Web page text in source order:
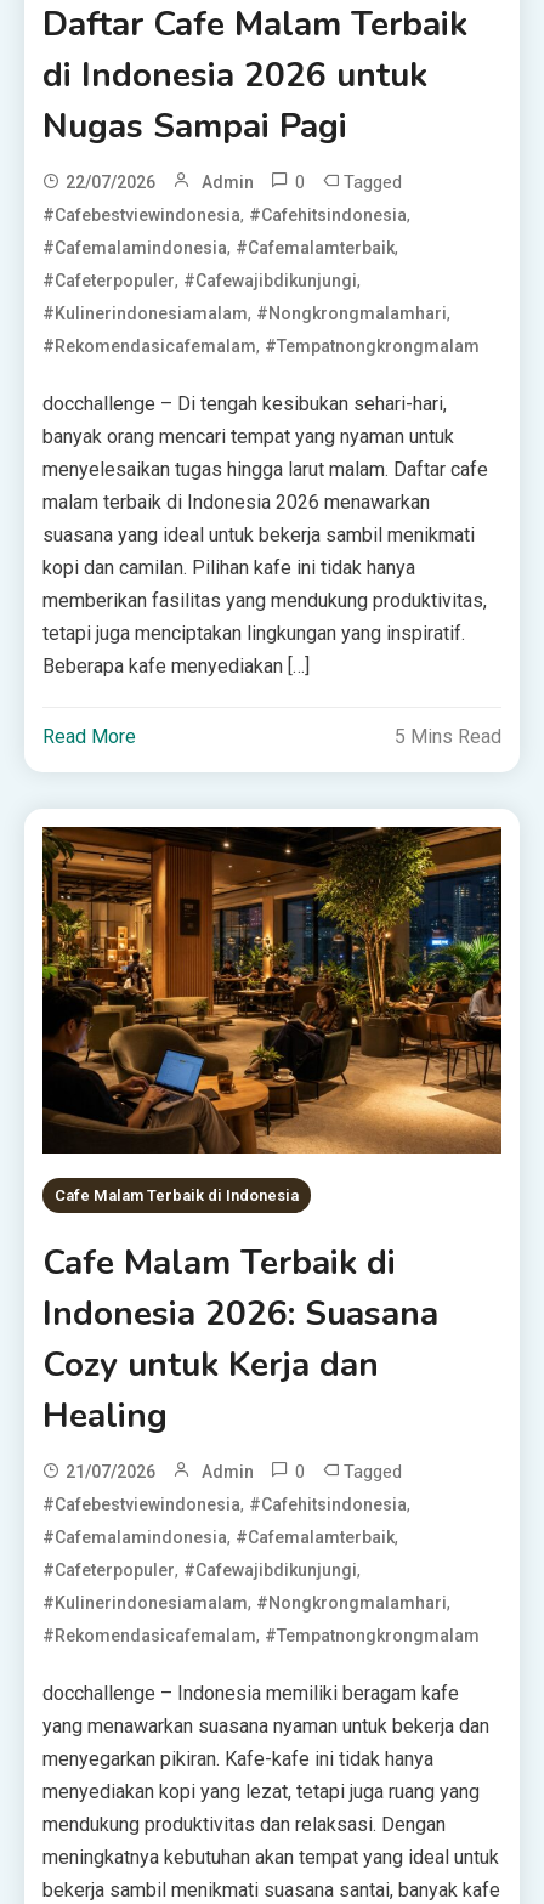
Daftar Cafe Malam Terbaik
di Indonesia 2026 untuk
Nugas Sampai Pagi
22/07/2026 Admin 0 Tagged
#cafebestviewindonesia, #cafehitsindonesia,
#cafemalamindonesia, #cafemalamterbaik,
#cafeterpopuler, #cafewajibdikunjungi,
#kulinerindonesiamalam, #nongkrongmalamhari,
#rekomendasicafemalam, #tempatnongkrongmalam
docchallenge – Di tengah kesibukan sehari-hari,
banyak orang mencari tempat yang nyaman untuk
menyelesaikan tugas hingga larut malam. Daftar cafe
malam terbaik di Indonesia 2026 menawarkan
suasana yang ideal untuk bekerja sambil menikmati
kopi dan camilan. Pilihan kafe ini tidak hanya
memberikan fasilitas yang mendukung produktivitas,
tetapi juga menciptakan lingkungan yang inspiratif.
Beberapa kafe menyediakan […]
Read More 5 Mins Read
Cafe Malam Terbaik di Indonesia
Cafe Malam Terbaik di
Indonesia 2026: Suasana
Cozy untuk Kerja dan
Healing
21/07/2026 Admin 0 Tagged
#cafebestviewindonesia, #cafehitsindonesia,
#cafemalamindonesia, #cafemalamterbaik,
#cafeterpopuler, #cafewajibdikunjungi,
#kulinerindonesiamalam, #nongkrongmalamhari,
#rekomendasicafemalam, #tempatnongkrongmalam
docchallenge – Indonesia memiliki beragam kafe
yang menawarkan suasana nyaman untuk bekerja dan
menyegarkan pikiran. Kafe-kafe ini tidak hanya
menyediakan kopi yang lezat, tetapi juga ruang yang
mendukung produktivitas dan relaksasi. Dengan
meningkatnya kebutuhan akan tempat yang ideal untuk
bekerja sambil menikmati suasana santai, banyak kafe